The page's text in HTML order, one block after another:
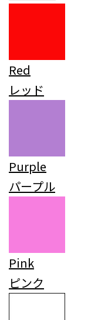
Red
レッド
Purple
パープル
Pink
ピンク